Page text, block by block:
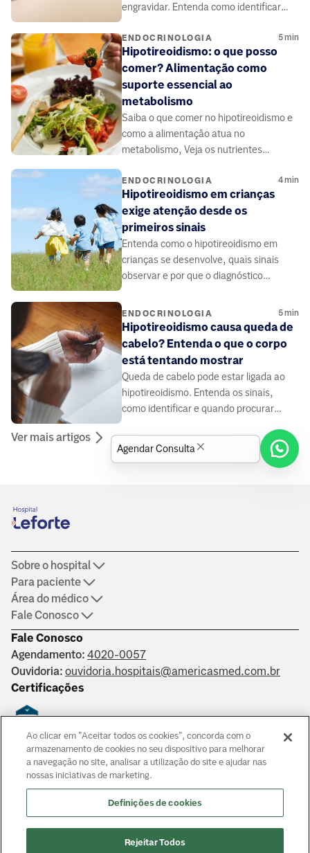
engravidar. Entenda como identificar
impacto na fertilidade.
ENDOCRINOLOGIA 5min
Hipotireoidismo: o que posso
comer? Alimentação como
suporte essencial ao
metabolismo
Saiba o que comer no hipotireoidismo e
como a alimentação atua no
metabolismo, Veja os nutrientes
peso.
ENDOCRINOLOGIA 4min
Hipotireoidismo em crianças
exige atenção desde os
primeiros sinais
Entenda como o hipotireoidismo em
crianças se desenvolve, quais sinais
observar e por que o diagnóstico
saudável.
ENDOCRINOLOGIA 5min
Hipotireoidismo causa queda de
cabelo? Entenda o que o corpo
está tentando mostrar
Queda de cabelo pode estar ligada ao
hipotireoidismo. Entenda os sinais,
como identificar e quando procurar
Ver mais artigos
Fale Conosco
Agendamento: 4020-0057
Ouvidoria: ouvidoria.hospitais@americasmed.com.br
Certificações
Saber mais
Sobre o hospital
Para paciente
Área do médico
Fale Conosco
Responsáveis técnicos: Alphaville: Dr. João Paulo Muaccad Gama
- CRM 152994. Liberdade: Dra. Ana Carolina Martins Costa
135237
Agendar Consulta
Ao clicar em "Aceitar todos os cookies", concorda com o
armazenamento de cookies no seu dispositivo para melhorar
a navegação no site, analisar a utilização do site e ajudar nas
nossas iniciativas de marketing.
Definições de cookies
Rejeitar Todos